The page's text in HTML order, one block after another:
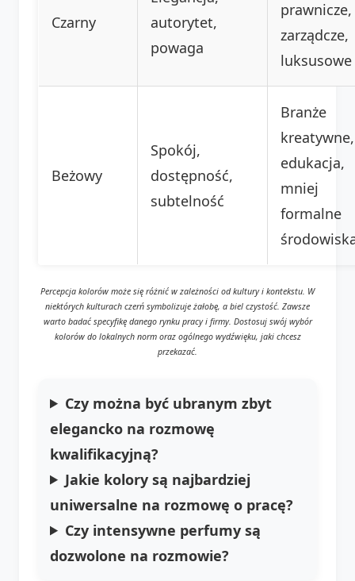
Czarny
autorytet,
powaga
prawnicze,
zarządcze,
luksusowe
Beżowy
Spokój,
dostępność,
subtelność
Branże
kreatywne,
edukacja,
mniej
formalne
Percepcja kolorów może się różnić w zależności od kultury i kontekstu. W
niektórych kulturach czerń symbolizuje żałobę, a biel czystość. Zawsze
warto badać specyfikę danego rynku pracy i firmy. Dostosuj swój wybór
kolorów do lokalnych norm oraz ogólnego wydźwięku, jaki chcesz
przekazać.
Czy można być ubranym zbyt
elegancko na rozmowę
kwalifikacyjną?
Jakie kolory są najbardziej
uniwersalne na rozmowę o pracę?
Czy intensywne perfumy są
dozwolone na rozmowie?